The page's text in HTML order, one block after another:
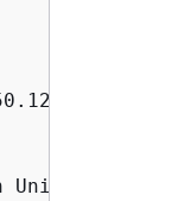
i-